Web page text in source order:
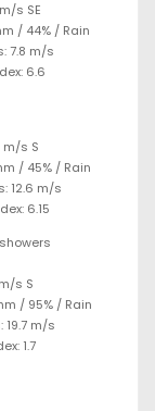
s SE
/ 44% / Rain
7.8 m/s
6.6
m/s S
/ 45% / Rain
12.6 m/s
6.15
s S
/ 95% / Rain
m/s
1.7